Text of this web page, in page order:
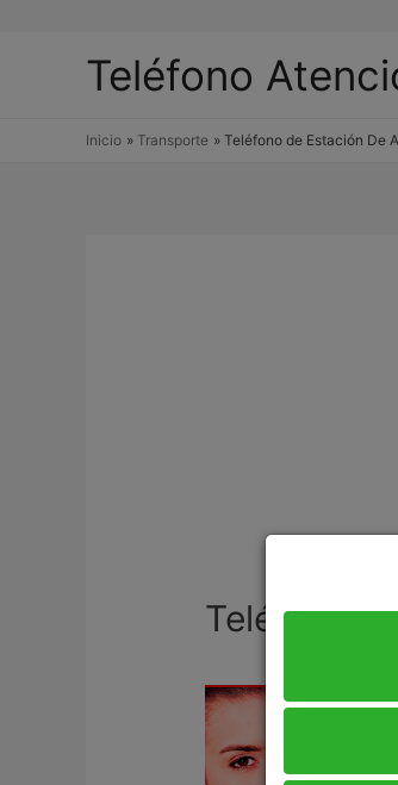
Teléfono
Inicio Transporte Teléfono de Estación De
Teléfono